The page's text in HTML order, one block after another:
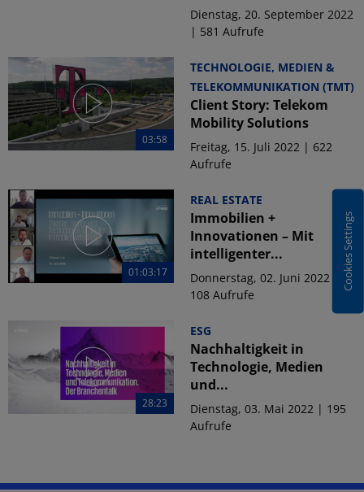
Dienstag, 20. September 2022
| 581 Aufrufe
03:58
TECHNOLOGIE, MEDIEN &
TELEKOMMUNIKATION (TMT)
Client Story: Telekom
Mobility Solutions
Freitag, 15. Juli 2022 | 622
Aufrufe
01:03:17
REAL ESTATE
Immobilien +
Innovationen – Mit
intelligenter...
Donnerstag, 02. Juni 2022 |
108 Aufrufe
28:23
ESG
Nachhaltigkeit in
Technologie, Medien
und...
Dienstag, 03. Mai 2022 | 195
Aufrufe
Cookies Settings